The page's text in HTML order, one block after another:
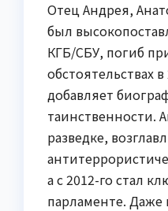
Отец Андрея,
был
КГБ/СБУ, погиб
обстоятельствах
добавляет
таинственности.
разведке,
а с 2012-го стал
парламенте. Даже